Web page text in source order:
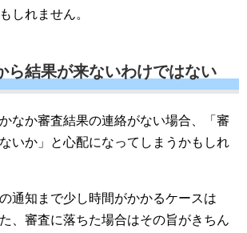
しれません。
ら結果が来ないわけではない
なか審査結果の連絡がない場合、「審
いか」と心配になってしまうかもしれ
通知まで少し時間がかかるケースは
、審査に落ちた場合はその旨がきちん